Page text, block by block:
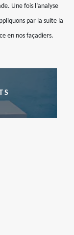
Une fois l’analyse
par la suite la
en nos façadiers.